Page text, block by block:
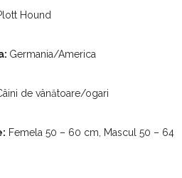
Hound
Germania/America
de vânătoare/ogari
Femela 50 – 60 cm, Mascul 50 – 64